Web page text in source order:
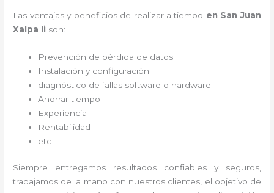
Las ventajas y beneficios de realizar a tiempo en San Juan
Xalpa Ii son:
Prevención de pérdida de datos
Instalación y configuración
diagnóstico de fallas software o hardware
Ahorrar tiempo
Experiencia
Rentabilidad
etc
Siempre entregamos resultados confiables y seguros,
trabajamos de la mano con nuestros clientes, el objetivo de